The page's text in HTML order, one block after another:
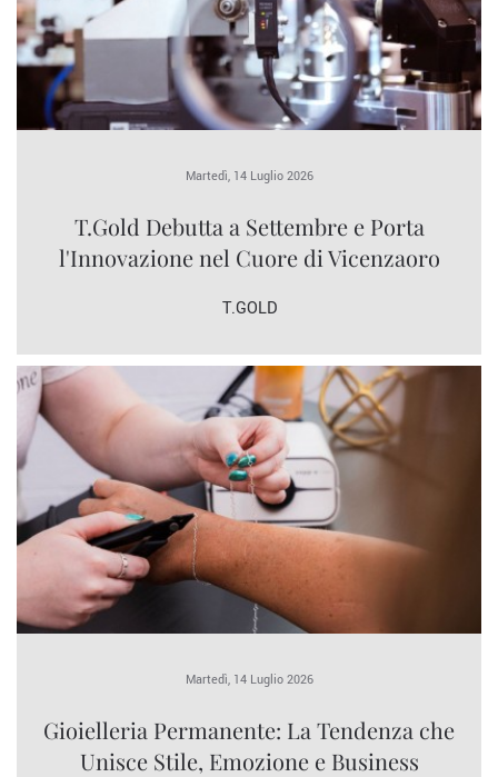
Martedì, 14 Luglio 2026
T.Gold Debutta a Settembre e Porta
l'Innovazione nel Cuore di Vicenzaoro
T.GOLD
Martedì, 14 Luglio 2026
Gioielleria Permanente: La Tendenza che
Unisce Stile, Emozione e Business